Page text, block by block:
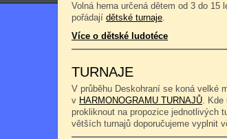
Volná herna určená dětem od 3 do
pořádají dětské turnaje.
Více o dětské ludotéce
TURNAJE
V průběhu Deskohraní se koná velké
v HARMONOGRAMU TURNAJŮ. Kde
prokliknout na propozice jednotlivých
větších turnajů doporučujeme vyplnit